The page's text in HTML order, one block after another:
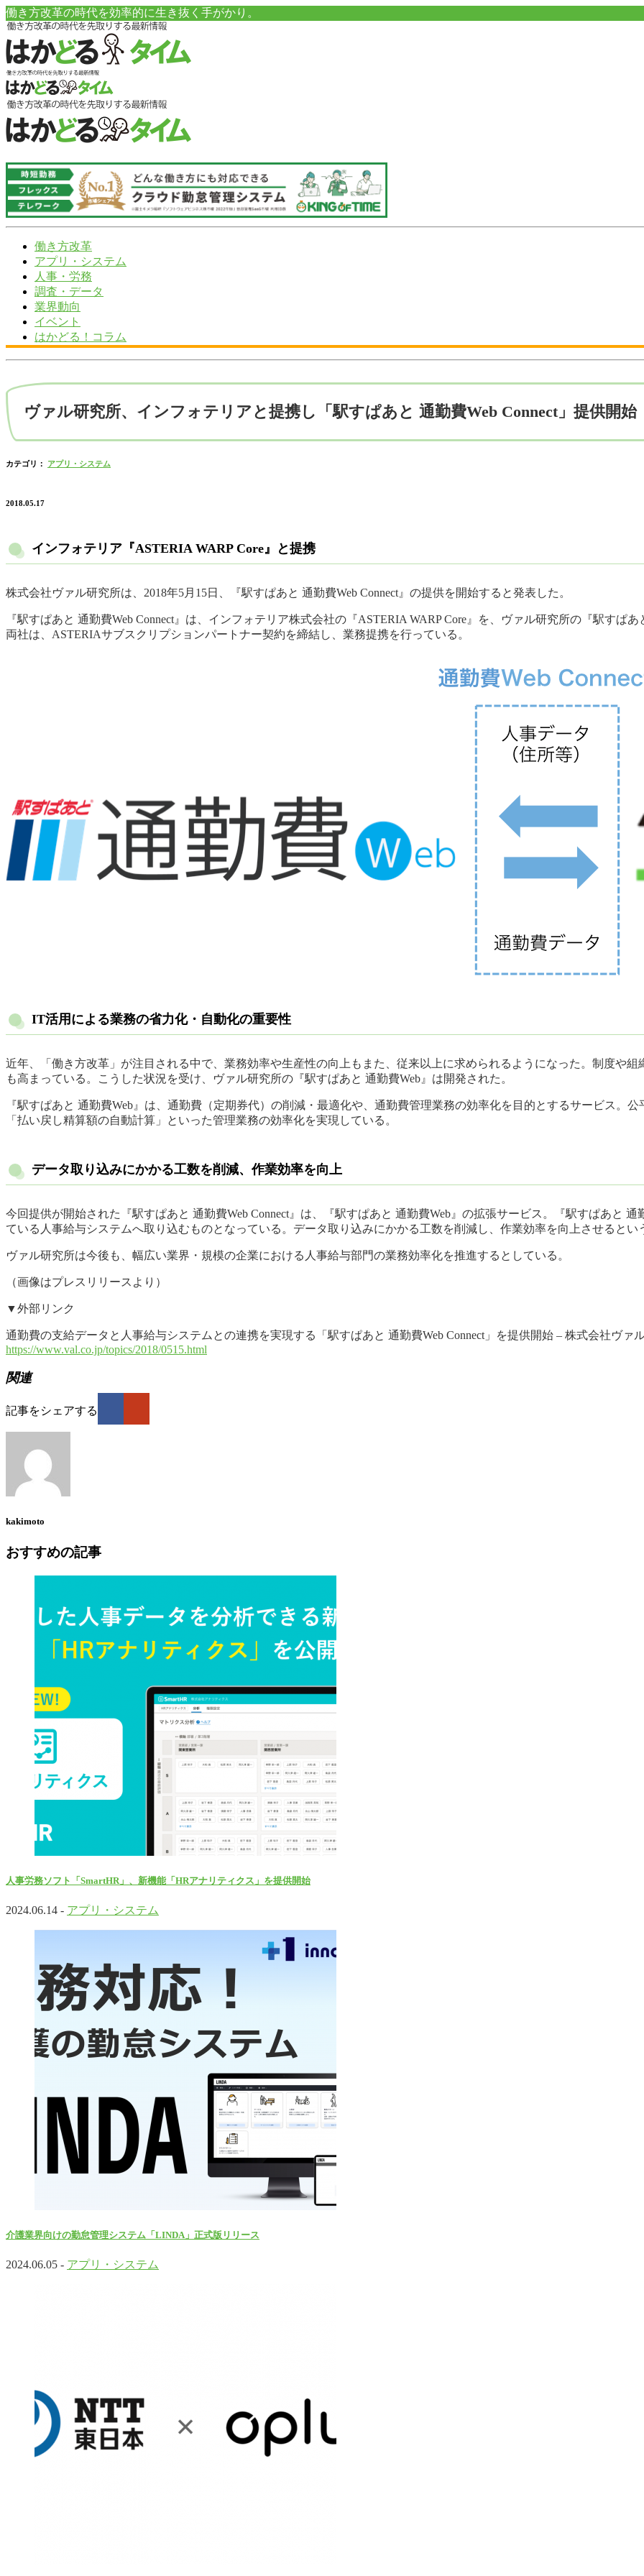
働き方改革の時代を効率的に生き抜く手がかり。
働き方改革
アプリ・システム
人事・労務
調査・データ
業界動向
イベント
はかどる！コラム
ヴァル研究所、インフォテリアと提携し「駅すぱあと 通勤費Web Connect」提供開始
カテゴリ： アプリ・システム
2018.05.17
インフォテリア『ASTERIA WARP Core』と提携
株式会社ヴァル研究所は、2018年5月15日、『駅すぱあと 通勤費Web Connect』の提供を開始すると発表した。
『駅すぱあと 通勤費Web Connect』は、インフォテリア株式会社の『ASTERIA WARP Core』を、ヴァル研究所の『駅すぱ
両社は、ASTERIAサブスクリプションパートナー契約を締結し、業務提携を行っている。
IT活用による業務の省力化・自動化の重要性
近年、「働き方改革」が注目される中で、業務効率や生産性の向上もまた、従来以上に求められるようになった。制度や
も高まっている。こうした状況を受け、ヴァル研究所の『駅すぱあと 通勤費Web』は開発された。
『駅すぱあと 通勤費Web』は、通勤費（定期券代）の削減・最適化や、通勤費管理業務の効率化を目的とするサービス。
「払い戻し精算額の自動計算」といった管理業務の効率化を実現している。
データ取り込みにかかる工数を削減、作業効率を向上
今回提供が開始された『駅すぱあと 通勤費Web Connect』は、『駅すぱあと 通勤費Web』の拡張サービス。『駅すぱあと
ている人事給与システムへ取り込むものとなっている。データ取り込みにかかる工数を削減し、作業効率を向上させるとい
ヴァル研究所は今後も、幅広い業界・規模の企業における人事給与部門の業務効率化を推進するとしている。
（画像はプレスリリースより）
▼外部リンク
通勤費の支給データと人事給与システムとの連携を実現する「駅すぱあと 通勤費Web Connect」を提供開始 – 株式会社ヴァ
https://www.val.co.jp/topics/2018/0515.html
関連
記事をシェアする
kakimoto
おすすめの記事
人事労務ソフト「SmartHR」、新機能「HRアナリティクス」を提供開始
2024.06.14 - アプリ・システム
介護業界向けの勤怠管理システム「LINDA」正式版リリース
2024.06.05 - アプリ・システム